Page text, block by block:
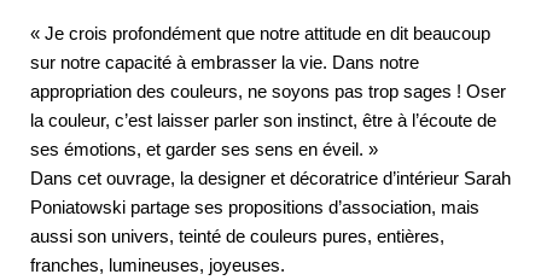
« Je crois profondément que notre attitude en dit beaucoup
sur notre capacité à embrasser la vie. Dans notre
appropriation des couleurs, ne soyons pas trop sages ! Oser
la couleur, c’est laisser parler son instinct, être à l’écoute de
ses émotions, et garder ses sens en éveil. »
Dans cet ouvrage, la designer et décoratrice d’intérieur Sarah
Poniatowski partage ses propositions d’association, mais
aussi son univers, teinté de couleurs pures, entières,
franches, lumineuses, joyeuses.